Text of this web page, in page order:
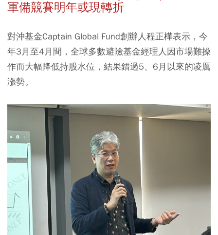
軍備競賽明年或現轉折
對沖基金Captain Global Fund創辦人程正樺表示，今
年3月至4月間，全球多數避險基金經理人因市場難操
作而大幅降低持股水位，結果錯過5、6月以來的凌厲
漲勢。